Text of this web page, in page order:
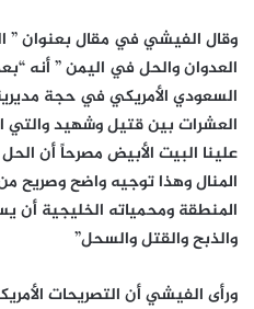
وقال الفيشي في مقال بعنوان ”
العدوان والحل في اليمن ” أنه
السعودي الأمريكي في حجة
العشرات بين قتيل وشهيد
علينا البيت الأبيض مصرحاً أن
المنال وهذا توجيه واضح وصريح
المنطقة ومحمياته الخليجية أن
والذبح والقتل والسحل”
ورأى الفيشي أن التصريحات